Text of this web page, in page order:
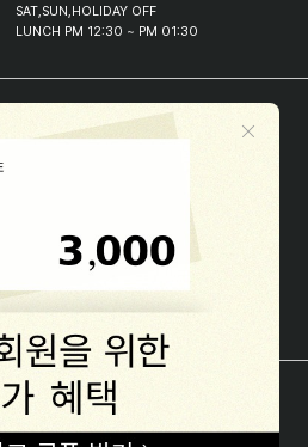
SAT,SUN,HOLIDAY OFF
LUNCH PM 12:30 ~ PM 01:30
-1384 호[사업자정보확인]
피프린스 ALL RIGHT RESERVED.